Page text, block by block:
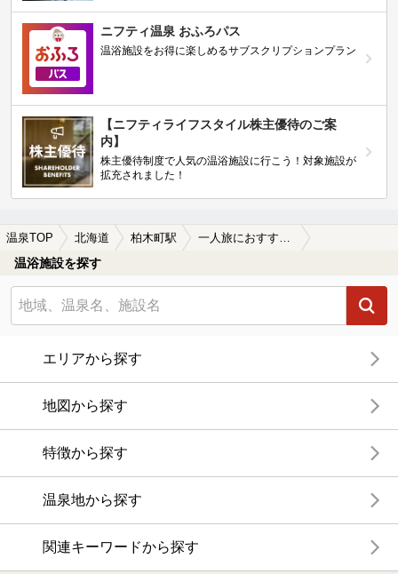
ニフティ温泉 おふろパス
温浴施設をお得に楽しめるサブスクリプションプラン
【ニフティライフスタイル株主優待のご案
内】
株主優待制度で人気の温浴施設に行こう！対象施設が
拡充されました！
温泉TOP 北海道 柏木町駅
温浴施設を探す
エリアから探す
地図から探す
特徴から探す
温泉地から探す
関連キーワードから探す